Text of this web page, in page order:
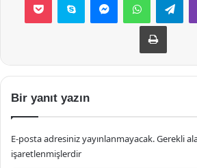
Yazdır
Bir yanıt yazın
E-posta adresiniz yayınlanmayacak.Gerekli
işaretlenmişlerdir